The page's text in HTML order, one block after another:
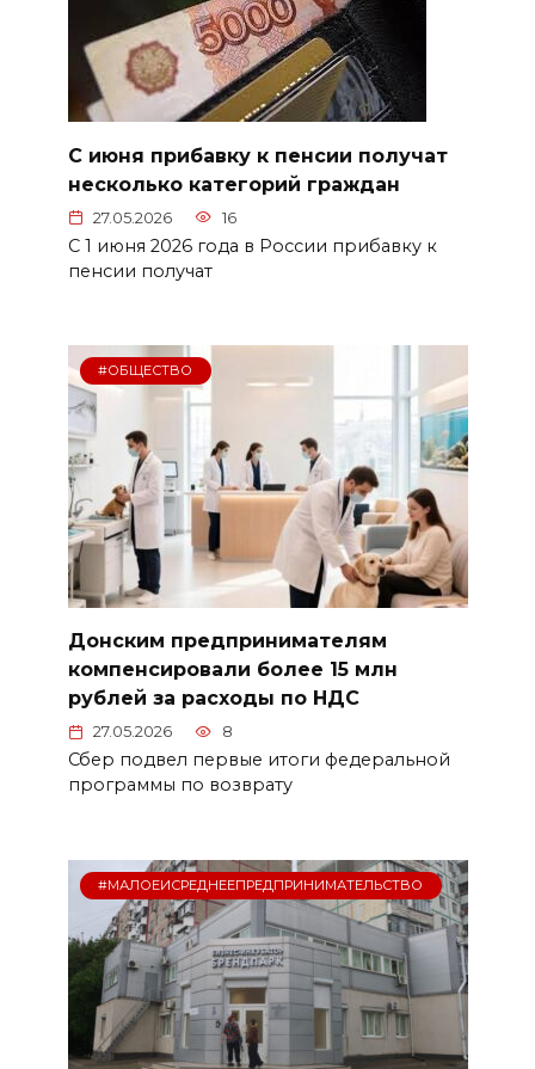
С июня прибавку к пенсии получат
несколько категорий граждан
27.05.2026 16
С 1 июня 2026 года в России прибавку к
пенсии получат
#ОБЩЕСТВО
Донским предпринимателям
компенсировали более 15 млн
рублей за расходы по НДС
27.05.2026 8
Сбер подвел первые итоги федеральной
программы по возврату
#МАЛОЕИСРЕДНЕЕПРЕДПРИНИМАТЕЛЬСТВО